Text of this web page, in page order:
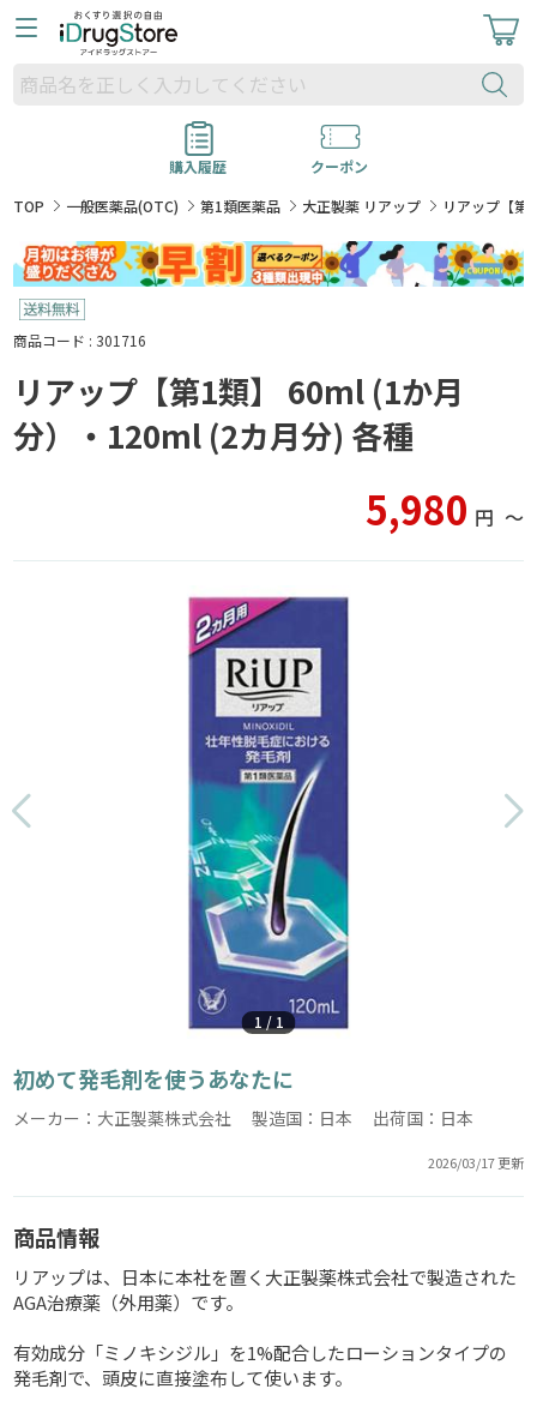
購入履歴
クーポン
TOP
一般医薬品(OTC) 第1類医薬品 大正製薬 リアップ リアップ【第
商品コード : 301716
リアップ【第1類】 60ml (1か月
分）・120ml (2カ月分) 各種
5,980 円 〜
1 / 1
初めて発毛剤を使うあなたに
メーカー：大正製薬株式会社 製造国：日本 出荷国：日本
2026/03/17 更新
商品情報
リアップは、日本に本社を置く大正製薬株式会社で製造された
AGA治療薬（外用薬）です。
有効成分「ミノキシジル」を1%配合したローションタイプの
発毛剤で、頭皮に直接塗布して使います。